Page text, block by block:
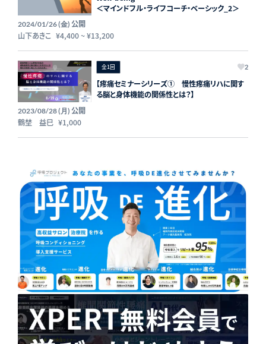
＜マインドフル・ライフコーチ・ベーシック_2＞
2024/01/26 (金) 公開
山下あきこ ¥4,400~¥13,200
全1回 2
【疼痛セミナーシリーズ① 慢性疼痛リハに関す
る脳と身体機能の関係性とは？】
2023/08/28 (月) 公開
鶴埜 益巳 ¥1,000